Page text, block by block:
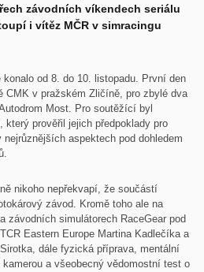
závodních víkendech seriálu
i vítěz MČR v simracingu
od 8. do 10. listopadu. První den
CMK v pražském Zličíně, pro zbylé dva
Most. Pro soutěžící byl
který prověřil jejich předpoklady pro
aspektech pod dohledem
nikoho nepřekvapí, že součástí
závod. Kromě toho ale na
závodních simulátorech RaceGear pod
Eastern Europe Martina Kadlečíka a
dále fyzická příprava, mentální
a všeobecný vědomostní test o